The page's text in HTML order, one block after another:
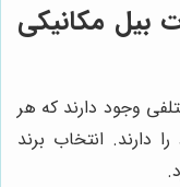
بیل مکانیکی
وجود دارند که هر
دارند. انتخاب برند